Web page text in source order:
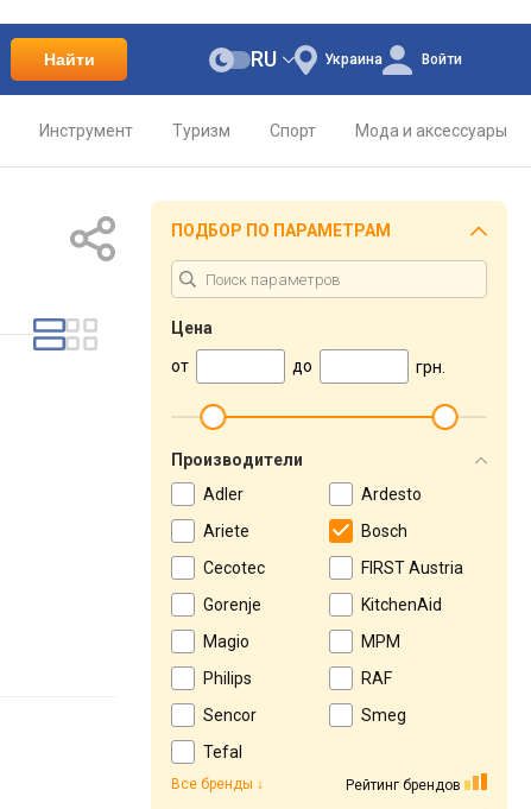
Найти Украина
RU Войти
Инструмент Туризм Спорт Мода и аксессуары
ПОДБОР ПО ПАРАМЕТРАМ
Цена
от
до грн.
Производители
Adler
Ardesto
Ariete
Bosch
Cecotec
FIRST Austria
Gorenje
KitchenAid
Magio
MPM
Philips
RAF
Sencor
Smeg
Tefal
Рейтинг брендов
Все бренды